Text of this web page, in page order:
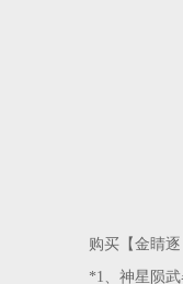
购买【金睛
*1、神星陨